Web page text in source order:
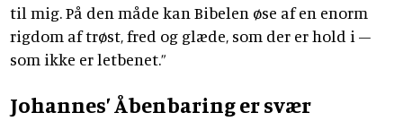
til mig. På den måde kan Bibelen øse af en enorm
rigdom af trøst, fred og glæde, som der er hold i –
som ikke er letbenet.”
Johannes’ Åbenbaring er svær